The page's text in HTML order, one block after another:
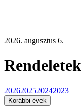
2026. augusztus 6.
Rendeletek
2026202520242023
Korábbi évek